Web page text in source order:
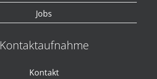
Jobs
Kontaktaufnahme
Kontakt